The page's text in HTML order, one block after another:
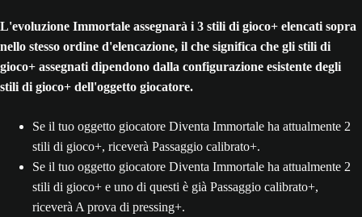
L'evoluzione Immortale assegnarà i 3 stili di gioco+ elencati sopra
nello stesso ordine d'elencazione, il che significa che gli stili di
gioco+ assegnati dipendono dalla configurazione esistente degli
stili di gioco+ dell'oggetto giocatore.
Se il tuo oggetto giocatore Diventa Immortale ha attualmente 2
stili di gioco+, riceverà Passaggio calibrato+.
Se il tuo oggetto giocatore Diventa Immortale ha attualmente 2
stili di gioco+ e uno di questi è già Passaggio calibrato+,
riceverà A prova di pressing+.